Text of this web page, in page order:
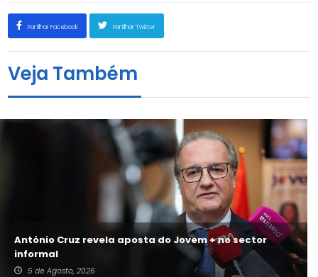
Partilhar Facebook Partilhar Twitter
Veja Também
António Cruz revela aposta do Jovem + no sector
informal
5 de Agosto, 2026